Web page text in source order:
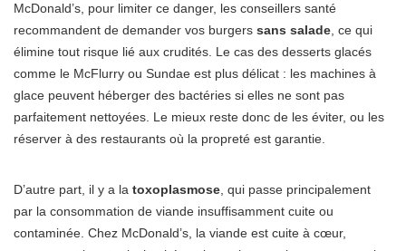
McDonald’s, pour limiter ce danger, les conseillers santé
recommandent de demander vos burgers sans salade, ce qui
élimine tout risque lié aux crudités. Le cas des desserts glacés
comme le McFlurry ou Sundae est plus délicat : les machines à
glace peuvent héberger des bactéries si elles ne sont pas
parfaitement nettoyées. Le mieux reste donc de les éviter, ou les
réserver à des restaurants où la propreté est garantie.
D’autre part, il y a la toxoplasmose, qui passe principalement
par la consommation de viande insuffisamment cuite ou
contaminée. Chez McDonald’s, la viande est cuite à cœur,